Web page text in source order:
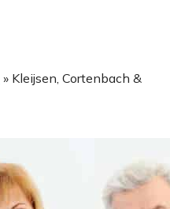
» Kleijsen, Cortenbach &